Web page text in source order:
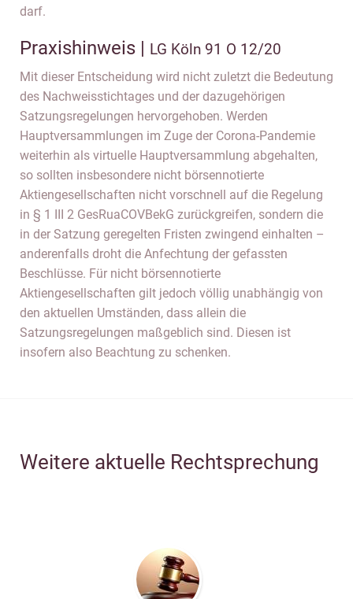
darf.
Praxishinweis | LG Köln 91 O 12/20
Mit dieser Entscheidung wird nicht zuletzt die Bedeutung
des Nachweisstichtages und der dazugehörigen
Satzungsregelungen hervorgehoben. Werden
Hauptversammlungen im Zuge der Corona-Pandemie
weiterhin als virtuelle Hauptversammlung abgehalten,
so sollten insbesondere nicht börsennotierte
Aktiengesellschaften nicht vorschnell auf die Regelung
in § 1 III 2 GesRuaCOVBekG zurückgreifen, sondern die
in der Satzung geregelten Fristen zwingend einhalten –
anderenfalls droht die Anfechtung der gefassten
Beschlüsse. Für nicht börsennotierte
Aktiengesellschaften gilt jedoch völlig unabhängig von
den aktuellen Umständen, dass allein die
Satzungsregelungen maßgeblich sind. Diesen ist
insofern also Beachtung zu schenken.
Weitere aktuelle Rechtsprechung